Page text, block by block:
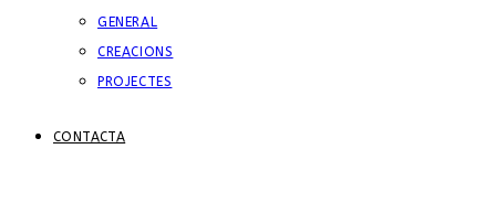
GENERAL
CREACIONS
PROJECTES
CONTACTA